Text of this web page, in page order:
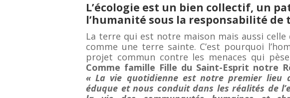
L’écologie est un bien collectif, un
l’humanité sous la responsabilité de
La terre qui est notre maison mais aussi
comme une terre sainte. C’est pourquoi
projet commun contre les menaces qui
Comme famille Fille du Saint-Esprit notre
« La vie quotidienne est notre premier lieu
éduque et nous conduit dans les réalités de